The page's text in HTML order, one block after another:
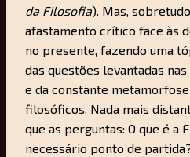
da Filosofia). Mas,
afastamento crítico face às
no presente, fazendo uma
das questões levantadas
e da constante
filosóficos. Nada mais
que as perguntas: O que é a
necessário ponto de